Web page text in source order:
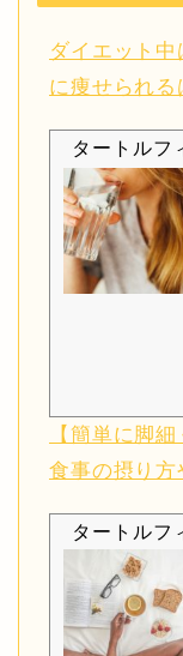
ダイエット
に痩せられる
タートルフ
【簡単に脚
食事の摂り方
タートルフ